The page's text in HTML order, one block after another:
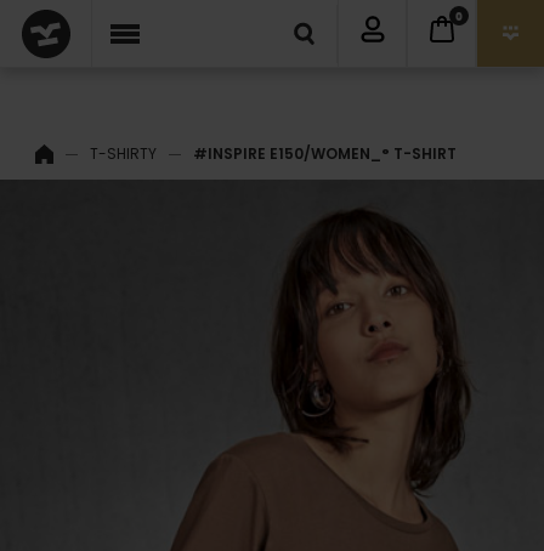
0
T-SHIRTY #INSPIRE E150/WOMEN_° T-SHIRT